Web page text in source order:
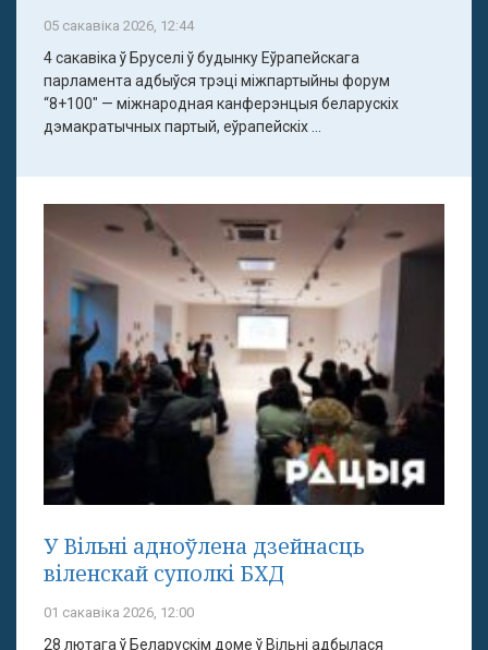
05 сакавіка 2026, 12:44
4 сакавіка ў Бруселі ў будынку Еўрапейскага
парламента адбыўся трэці міжпартыйны форум
“8+100" — міжнародная канферэнцыя беларускіх
дэмакратычных партый, еўрапейскіх ...
У Вільні адноўлена дзейнасць
віленскай суполкі БХД
01 сакавіка 2026, 12:00
28 лютага ў Беларускім доме ў Вільні адбылася